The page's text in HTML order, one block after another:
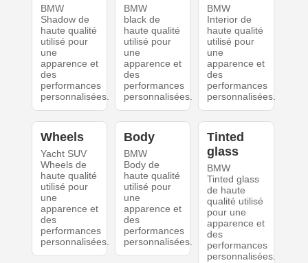
BMW
Shadow de
haute qualité
utilisé pour
une
apparence et
des
performances
personnalisées.
BMW
black de
haute qualité
utilisé pour
une
apparence et
des
performances
personnalisées.
BMW
Interior de
haute qualité
utilisé pour
une
apparence et
des
performances
personnalisées.
Wheels
Yacht SUV
Wheels de
haute qualité
utilisé pour
une
apparence et
des
performances
personnalisées.
Body
BMW
Body de
haute qualité
utilisé pour
une
apparence et
des
performances
personnalisées.
Tinted
glass
BMW
Tinted glass
de haute
qualité utilisé
pour une
apparence et
des
performances
personnalisées.